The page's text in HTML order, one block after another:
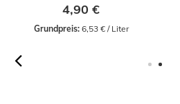
4,90 €
Grundpreis: 6,53 € / Liter